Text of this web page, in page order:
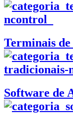
Terminais
Software de